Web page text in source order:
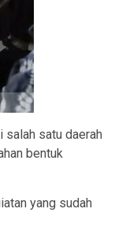
salah satu daerah
bentuk
yang sudah